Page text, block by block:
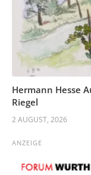
Hermann Hesse
Riegel
2 AUGUST, 2026
ANZEIGE